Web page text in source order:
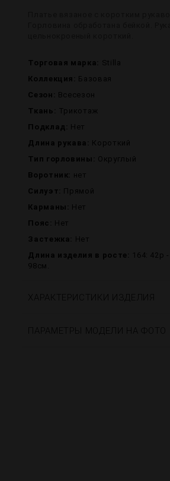
Торговая марка:
Stilla
Коллекция:
Базовая
Сезон:
Всесезон
Ткань:
Трикотаж
Подклад:
Нет
Длина рукава:
Короткий
Тип горловины:
Округлый
Воротник:
нет
Силуэт:
Прямой
Карманы:
Нет
Пояс:
Нет
Застежка:
Нет
Длина изделия в росте:
164: 42р
98см.
ХАРАКТЕРИСТИКИ ИЗДЕЛИЯ
ПАРАМЕТРЫ МОДЕЛИ НА ФОТО